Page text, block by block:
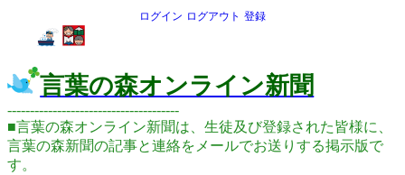
ログイン ログアウト 登録
言葉の森オンライン新聞
--------------------------------------
■言葉の森オンライン新聞は、生徒及び登録された皆様に、
言葉の森新聞の記事と連絡をメールでお送りする掲示版で
す。